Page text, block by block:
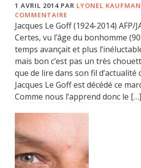
1 AVRIL 2014 PAR LYONEL
COMMENTAIRE
Jacques Le Goff (1924-2014) AFP/
Certes, vu l’âge du bonhomme
temps avançait et plus
mais bon c’est pas un très
que de lire dans son fil d’actualité
Jacques Le Goff est décédé ce
Comme nous l’apprend donc le […]